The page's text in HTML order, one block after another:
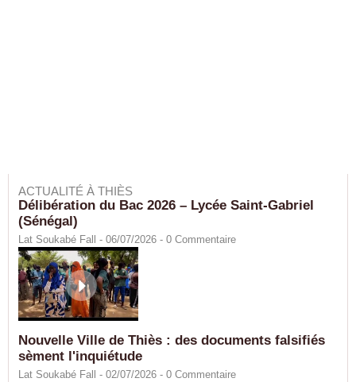
ACTUALITÉ À THIÈS
Délibération du Bac 2026 – Lycée Saint-Gabriel
(Sénégal)
Lat Soukabé Fall - 06/07/2026 - 0 Commentaire
Nouvelle Ville de Thiès : des documents falsifiés
sèment l'inquiétude
Lat Soukabé Fall - 02/07/2026 - 0 Commentaire